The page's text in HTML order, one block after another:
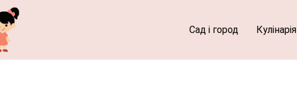
Сад і город Кулінарія